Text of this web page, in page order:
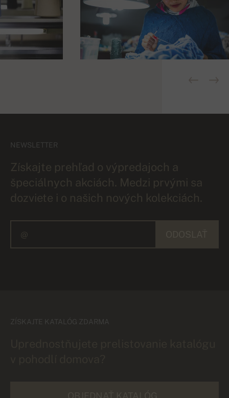
NEWSLETTER
Získajte prehľad o výpredajoch a
špeciálnych akciách. Medzi prvými sa
dozviete i o našich nových kolekciách.
ZÍSKAJTE KATALÓG ZDARMA